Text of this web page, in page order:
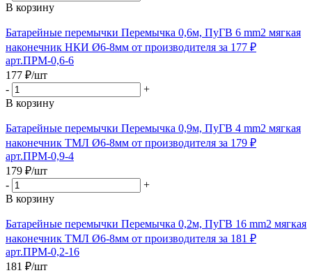
В корзину
Батарейные перемычки Перемычка 0,6м, ПуГВ 6 mm2 мягкая
наконечник НКИ Ø6-8мм от производителя за 177 ₽
арт.ПРМ-0,6-6
177 ₽/шт
-
+
В корзину
Батарейные перемычки Перемычка 0,9м, ПуГВ 4 mm2 мягкая
наконечник ТМЛ Ø6-8мм от производителя за 179 ₽
арт.ПРМ-0,9-4
179 ₽/шт
-
+
В корзину
Батарейные перемычки Перемычка 0,2м, ПуГВ 16 mm2 мягкая
наконечник ТМЛ Ø6-8мм от производителя за 181 ₽
арт.ПРМ-0,2-16
181 ₽/шт